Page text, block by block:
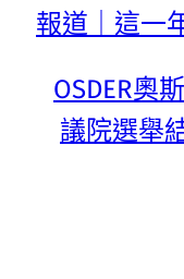
報道｜這一
OSDER奧
議院選舉